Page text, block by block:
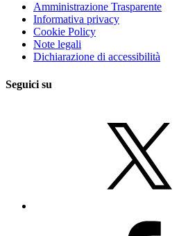
Amministrazione Trasparente
Informativa privacy
Cookie Policy
Note legali
Dichiarazione di accessibilità
Seguici su